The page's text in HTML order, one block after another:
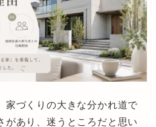
家づくりの大きな分かれ道で
があり、迷うところだと思い